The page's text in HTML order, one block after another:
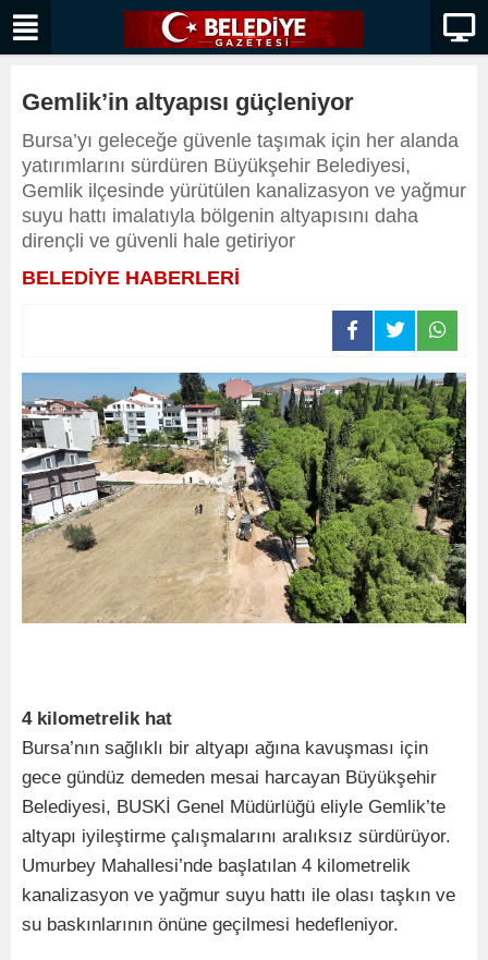
Gemlik’in altyapısı güçleniyor
Bursa’yı geleceğe güvenle taşımak için her alanda
yatırımlarını sürdüren Büyükşehir Belediyesi,
Gemlik ilçesinde yürütülen kanalizasyon ve yağmur
suyu hattı imalatıyla bölgenin altyapısını daha
dirençli ve güvenli hale getiriyor
BELEDİYE HABERLERİ
4 kilometrelik hat
Bursa’nın sağlıklı bir altyapı ağına kavuşması için
gece gündüz demeden mesai harcayan Büyükşehir
Belediyesi, BUSKİ Genel Müdürlüğü eliyle Gemlik’te
altyapı iyileştirme çalışmalarını aralıksız sürdürüyor.
Umurbey Mahallesi’nde başlatılan 4 kilometrelik
kanalizasyon ve yağmur suyu hattı ile olası taşkın ve
su baskınlarının önüne geçilmesi hedefleniyor.